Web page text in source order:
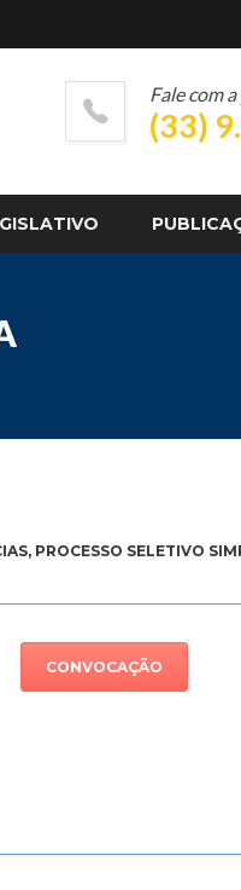
Fale com
(33)
, PROCESSO SELETIVO
CONVOCAÇÃO